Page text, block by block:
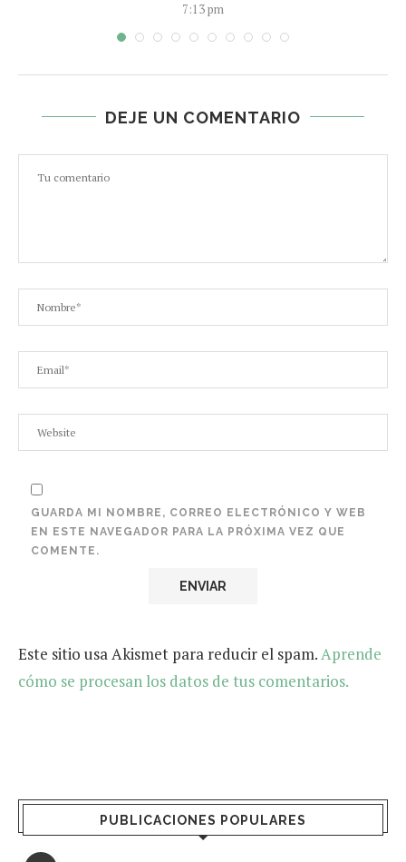
7:13 pm
DEJE UN COMENTARIO
GUARDA MI NOMBRE, CORREO ELECTRÓNICO Y WEB
EN ESTE NAVEGADOR PARA LA PRÓXIMA VEZ QUE
COMENTE.
Este sitio usa Akismet para reducir el spam.Aprende
cómo se procesan los datos de tus comentarios.
PUBLICACIONES POPULARES